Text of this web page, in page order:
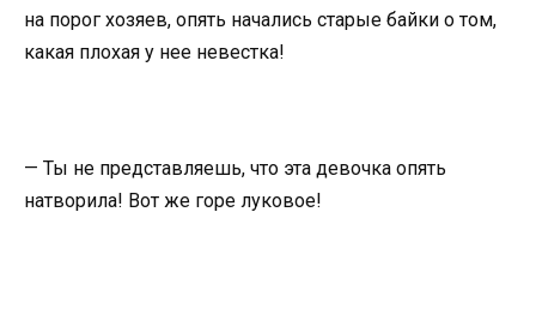
на порог хозяев, опять начались старые байки о том,
какая плохая у нее невестка!
— Ты не представляешь, что эта девочка опять
натворила! Вот же горе луковое!